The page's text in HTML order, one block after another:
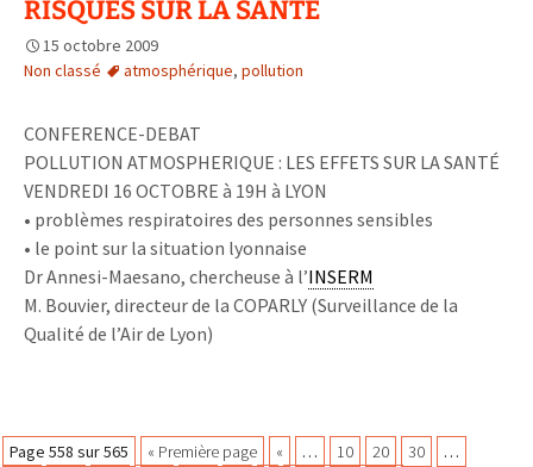
préconisé
se
mains
en
prévention
de
grippe
RISQUES SUR LA SANTÉ
15 octobre 2009
Non classé
atmosphérique, pollution
CONFERENCE-DEBAT
POLLUTION ATMOSPHERIQUE : LES EFFETS SUR LA SANTÉ
VENDREDI 16 OCTOBRE à 19H à LYON
• problèmes respiratoires des personnes sensibles
• le point sur la situation lyonnaise
Dr Annesi-Maesano, chercheuse à l’INSERM
M. Bouvier, directeur de la COPARLY (Surveillance de la
Qualité de l’Air de Lyon)
Page 558 sur 565 « Première page « … 10 20 30 …